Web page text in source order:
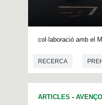
s
col·laboració amb el
RECERCA
ARTICLES -